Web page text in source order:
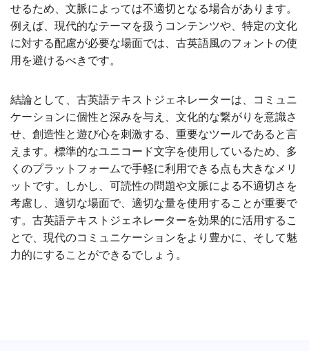
せるため、文脈によっては不適切となる場合があります。
例えば、現代的なテーマを扱うコンテンツや、特定の文化
に対する配慮が必要な場面では、古英語風のフォントの使
用を避けるべきです。
結論として、古英語テキストジェネレーターは、コミュニ
ケーションに個性と深みを与え、文化的な繋がりを意識さ
せ、創造性と遊び心を刺激する、重要なツールであると言
えます。標準的なユニコード文字を使用しているため、多
くのプラットフォームで手軽に利用できる点も大きなメリ
ットです。しかし、可読性の問題や文脈による不適切さを
考慮し、適切な場面で、適切な量を使用することが重要で
す。古英語テキストジェネレーターを効果的に活用するこ
とで、現代のコミュニケーションをより豊かに、そして魅
力的にすることができるでしょう。